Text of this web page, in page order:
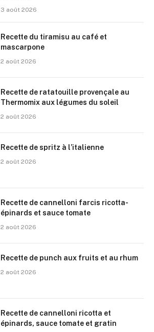
3 août 2026
Recette du tiramisu au café et
mascarpone
2 août 2026
Recette de ratatouille provençale au
Thermomix aux légumes du soleil
2 août 2026
Recette de spritz à l’italienne
2 août 2026
Recette de cannelloni farcis ricotta-
épinards et sauce tomate
2 août 2026
Recette de punch aux fruits et au rhum
2 août 2026
Recette de cannelloni ricotta et
épinards, sauce tomate et gratin